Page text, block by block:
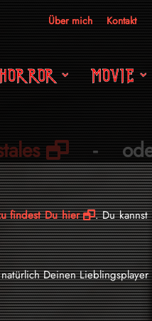
Über mich Kontakt
MOVIE
- oder
findest Du hier
. Du kannst
Deinen